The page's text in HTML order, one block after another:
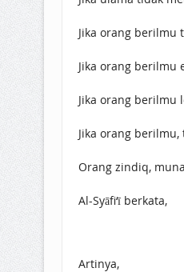
Jika orang berilmu
Jika orang berilmu
Jika orang berilmu
Jika orang
Orang zindiq,
Al-Syāfi‘ī berkata,
Artinya,